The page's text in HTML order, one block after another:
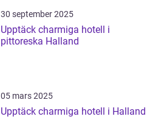
30 september 2025
Upptäck charmiga hotell i
pittoreska Halland
05 mars 2025
Upptäck charmiga hotell i Halland